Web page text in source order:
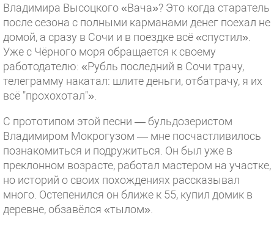
Владимира Высоцкого «Вача»? Это когда старатель
после сезона с полными карманами денег поехал не
домой, а сразу в Сочи и в поездке всё «спустил».
Уже с Чёрного моря обращается к своему
работодателю: «Рубль последний в Сочи трачу,
телеграмму накатал: шлите деньги, отбатрачу, я их
всё "прохохотал"».
С прототипом этой песни — бульдозеристом
Владимиром Мокрогузом — мне посчастливилось
познакомиться и подружиться. Он был уже в
преклонном возрасте, работал мастером на участке,
но историй о своих похождениях рассказывал
много. Остепенился он ближе к 55, купил домик в
деревне, обзавёлся «тылом».